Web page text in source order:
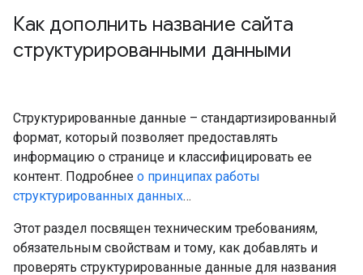
Как дополнить название сайта
структурированными данными
Структурированные данные – стандартизированный
формат, который позволяет предоставлять
информацию о странице и классифицировать ее
контент. Подробнее о принципах работы
структурированных данных…
Этот раздел посвящен техническим требованиям,
обязательным свойствам и тому, как добавлять и
проверять структурированные данные для названия